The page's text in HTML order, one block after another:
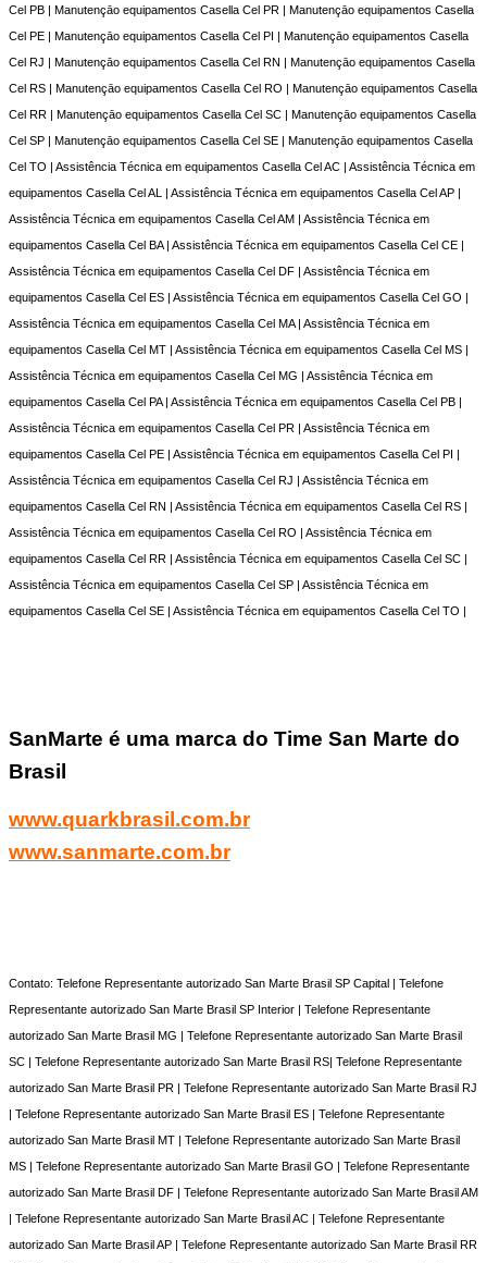
Cel PB | Manutençāo equipamentos Casella Cel PR | Manutençāo equipamentos Casella
Cel PE | Manutençāo equipamentos Casella Cel PI | Manutençāo equipamentos Casella
Cel RJ | Manutençāo equipamentos Casella Cel RN | Manutençāo equipamentos Casella
Cel RS | Manutençāo equipamentos Casella Cel RO | Manutençāo equipamentos Casella
Cel RR | Manutençāo equipamentos Casella Cel SC | Manutençāo equipamentos Casella
Cel SP | Manutençāo equipamentos Casella Cel SE | Manutençāo equipamentos Casella
Cel TO | Assistência Técnica em equipamentos Casella Cel AC | Assistência Técnica em
equipamentos Casella Cel AL | Assistência Técnica em equipamentos Casella Cel AP |
Assistência Técnica em equipamentos Casella Cel AM | Assistência Técnica em
equipamentos Casella Cel BA | Assistência Técnica em equipamentos Casella Cel CE |
Assistência Técnica em equipamentos Casella Cel DF | Assistência Técnica em
equipamentos Casella Cel ES | Assistência Técnica em equipamentos Casella Cel GO |
Assistência Técnica em equipamentos Casella Cel MA | Assistência Técnica em
equipamentos Casella Cel MT | Assistência Técnica em equipamentos Casella Cel MS |
Assistência Técnica em equipamentos Casella Cel MG | Assistência Técnica em
equipamentos Casella Cel PA | Assistência Técnica em equipamentos Casella Cel PB |
Assistência Técnica em equipamentos Casella Cel PR | Assistência Técnica em
equipamentos Casella Cel PE | Assistência Técnica em equipamentos Casella Cel PI |
Assistência Técnica em equipamentos Casella Cel RJ | Assistência Técnica em
equipamentos Casella Cel RN | Assistência Técnica em equipamentos Casella Cel RS |
Assistência Técnica em equipamentos Casella Cel RO | Assistência Técnica em
equipamentos Casella Cel RR | Assistência Técnica em equipamentos Casella Cel SC |
Assistência Técnica em equipamentos Casella Cel SP | Assistência Técnica em
equipamentos Casella Cel SE | Assistência Técnica em equipamentos Casella Cel TO |
SanMarte é uma marca do Time San Marte do
Brasil
www.quarkbrasil.com.br
www.sanmarte.com.br
Contato: Telefone Representante autorizado San Marte Brasil SP Capital | Telefone
Representante autorizado San Marte Brasil SP Interior | Telefone Representante
autorizado San Marte Brasil MG | Telefone Representante autorizado San Marte Brasil
SC | Telefone Representante autorizado San Marte Brasil RS| Telefone Representante
autorizado San Marte Brasil PR | Telefone Representante autorizado San Marte Brasil RJ
| Telefone Representante autorizado San Marte Brasil ES | Telefone Representante
autorizado San Marte Brasil MT | Telefone Representante autorizado San Marte Brasil
MS | Telefone Representante autorizado San Marte Brasil GO | Telefone Representante
autorizado San Marte Brasil DF | Telefone Representante autorizado San Marte Brasil AM
| Telefone Representante autorizado San Marte Brasil AC | Telefone Representante
autorizado San Marte Brasil AP | Telefone Representante autorizado San Marte Brasil RR